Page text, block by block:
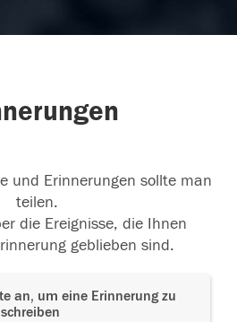
und Erinnerungen sollte man
teilen.
die Ereignisse, die Ihnen
geblieben sind.
an, um eine Erinnerung zu
schreiben